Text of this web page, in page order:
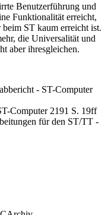
Benutzerführung und
Funktionalität erreicht,
ST kaum erreicht ist.
die Universalität und
aber ihresgleichen.
- ST-Computer
Computer 2191 S. 19ff
für den ST/TT -